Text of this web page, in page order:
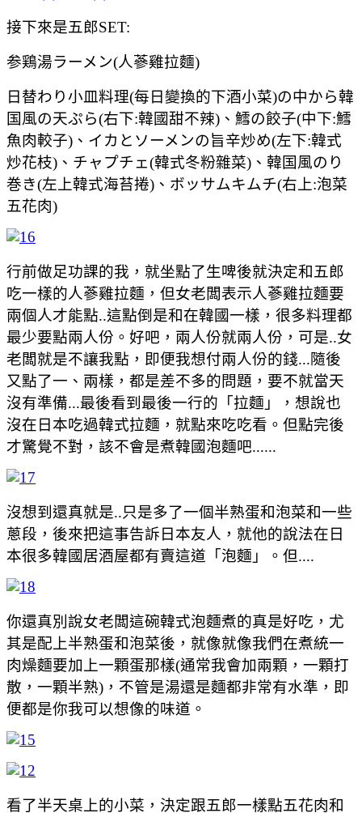
接下來是五郎SET:
参鶏湯ラーメン(人蔘雞拉麵)
日替わり小皿料理(每日變換的下酒小菜)の中から韓
国風の天ぷら(右下:韓國甜不辣)、鱈の餃子(中下:鱈
魚肉較子)、イカとソーメンの旨辛炒め(左下:韓式
炒花枝)、チャプチェ(韓式冬粉雜菜)、韓国風のり
巻き(左上韓式海苔捲)、ボッサムキムチ(右上:泡菜
五花肉)
行前做足功課的我，就坐點了生啤後就決定和五郎
吃一樣的人蔘雞拉麵，但女老闆表示人蔘雞拉麵要
兩個人才能點..這點倒是和在韓國一樣，很多料理都
最少要點兩人份。好吧，兩人份就兩人份，可是..女
老闆就是不讓我點，即便我想付兩人份的錢...隨後
又點了一、兩樣，都是差不多的問題，要不就當天
沒有準備...最後看到最後一行的「拉麵」，想說也
沒在日本吃過韓式拉麵，就點來吃吃看。但點完後
才驚覺不對，該不會是煮韓國泡麵吧......
沒想到還真就是..只是多了一個半熟蛋和泡菜和一些
蔥段，後來把這事告訴日本友人，就他的說法在日
本很多韓國居酒屋都有賣這道「泡麵」。但....
你還真別說女老闆這碗韓式泡麵煮的真是好吃，尤
其是配上半熟蛋和泡菜後，就像就像我們在煮統一
肉燥麵要加上一顆蛋那樣(通常我會加兩顆，一顆打
散，一顆半熟)，不管是湯還是麵都非常有水準，即
便都是你我可以想像的味道。
看了半天桌上的小菜，決定跟五郎一樣點五花肉和